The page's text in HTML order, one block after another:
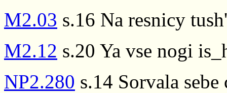
M2.03 s.16 Na resnicy
M2.12 s.20 Ya vse nogi
NP2.280 s.14 Sorvala sebe